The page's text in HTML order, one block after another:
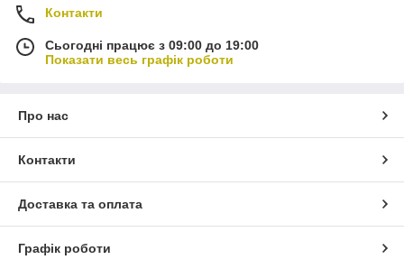
Контакти
Сьогодні працює з 09:00 до 19:00
Показати весь графік роботи
Про нас
Контакти
Доставка та оплата
Графік роботи